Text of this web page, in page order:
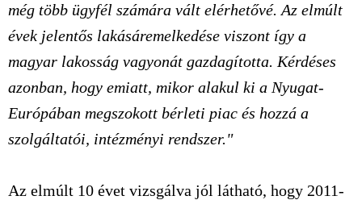
még több ügyfél számára vált elérhetővé. Az elmúlt
évek jelentős lakásáremelkedése viszont így a
magyar lakosság vagyonát gazdagította. Kérdéses
azonban, hogy emiatt, mikor alakul ki a Nyugat-
Európában megszokott bérleti piac és hozzá a
szolgáltatói, intézményi rendszer."
Az elmúlt 10 évet vizsgálva jól látható, hogy 2011-